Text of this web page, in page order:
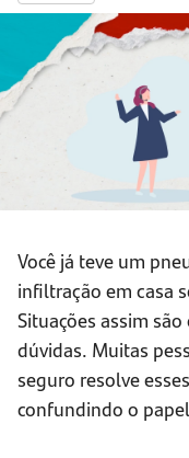
Você já teve um
infiltração em casa
Situações assim
dúvidas. Muitas
seguro resolve
confundindo o